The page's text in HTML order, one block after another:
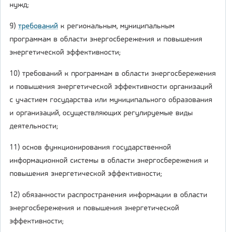
нужд;
9) требований к региональным, муниципальным
программам в области энергосбережения и повышения
энергетической эффективности;
10) требований к программам в области энергосбережения
и повышения энергетической эффективности организаций
с участием государства или муниципального образования
и организаций, осуществляющих регулируемые виды
деятельности;
11) основ функционирования государственной
информационной системы в области энергосбережения и
повышения энергетической эффективности;
12) обязанности распространения информации в области
энергосбережения и повышения энергетической
эффективности;